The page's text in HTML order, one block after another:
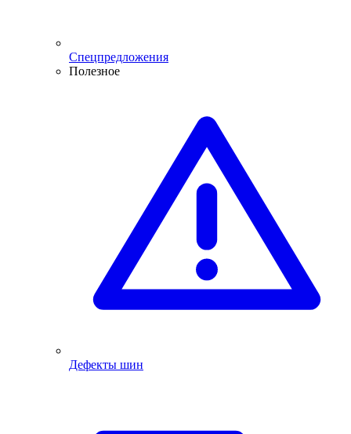
Спецпредложения
Полезное
Дефекты шин